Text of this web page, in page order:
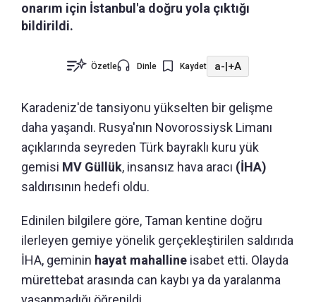
onarım için İstanbul'a doğru yola çıktığı
bildirildi.
Özetle Dinle Kaydet a-|+A
Karadeniz'de tansiyonu yükselten bir gelişme
daha yaşandı. Rusya'nın Novorossiysk Limanı
açıklarında seyreden Türk bayraklı kuru yük
gemisi MV Güllük, insansız hava aracı (İHA)
saldırısının hedefi oldu.
Edinilen bilgilere göre, Taman kentine doğru
ilerleyen gemiye yönelik gerçekleştirilen saldırıda
İHA, geminin hayat mahalline isabet etti. Olayda
mürettebat arasında can kaybı ya da yaralanma